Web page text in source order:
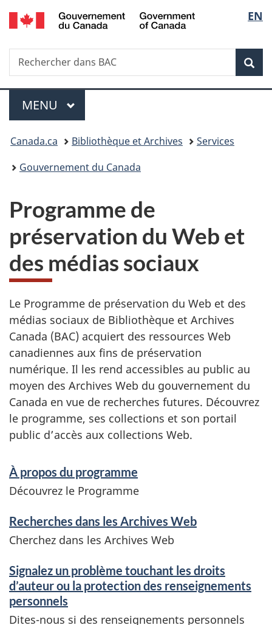
Passer
au
Passer
à
du
Passer
à
simplifiée
de
la
EN
Recherche
Rechercher
dans
Menu
MENU PRINCIPAL
Vous
êtes
Canada.ca Bibliothèque et Archives
Services
Gouvernement du Canada
Programme de
préservation du Web et
des médias sociaux
Le Programme de préservation du Web et des
médias sociaux de Bibliothèque et Archives
Canada (BAC) acquiert des ressources Web
canadiennes aux fins de préservation
numérique. Il les rend accessibles au public au
moyen des Archives Web du gouvernement du
Canada en vue de recherches futures. Découvrez
le programme, ses collections et son portail
public d’accès aux collections Web.
S
e
r
v
i
c
e
À propos du programme
Découvrez le Programme
Recherches dans les Archives Web
Cherchez dans les Archives Web
Signalez un problème touchant les droits
d’auteur ou la protection des renseignements
personnels
Dites-nous si des renseignements personnels